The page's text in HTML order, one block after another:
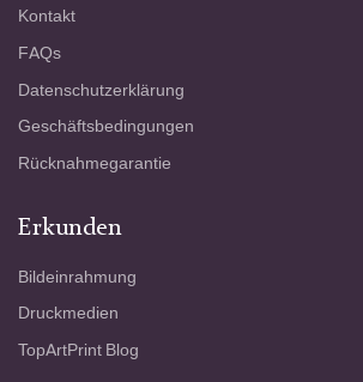
Kontakt
FAQs
Datenschutzerklärung
Geschäftsbedingungen
Rücknahmegarantie
Erkunden
Bildeinrahmung
Druckmedien
TopArtPrint Blog